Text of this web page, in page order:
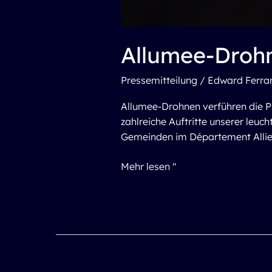
Allumee-
Pressemitteilung / Edward
Allumee-Drohnen verführen die
zahlreiche Auftritte unserer
Gemeinden im Département
Mehr lesen "